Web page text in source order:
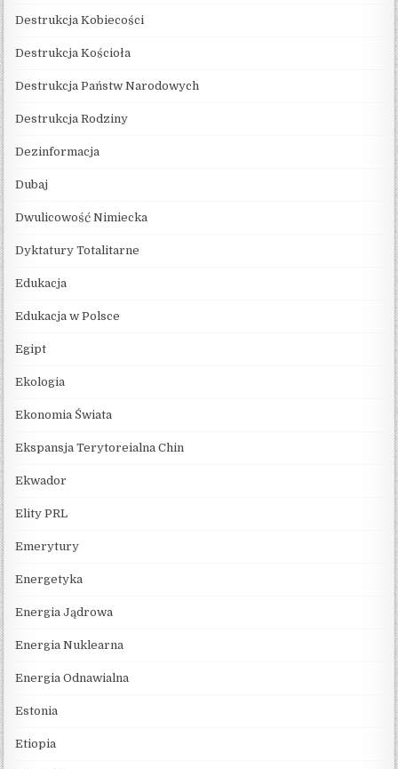
Destrukcja Kobiecości
Destrukcja Kościoła
Destrukcja Państw Narodowych
Destrukcja Rodziny
Dezinformacja
Dubaj
Dwulicowość Nimiecka
Dyktatury Totalitarne
Edukacja
Edukacja w Polsce
Egipt
Ekologia
Ekonomia Świata
Ekspansja Terytoreialna Chin
Ekwador
Elity PRL
Emerytury
Energetyka
Energia Jądrowa
Energia Nuklearna
Energia Odnawialna
Estonia
Etiopia